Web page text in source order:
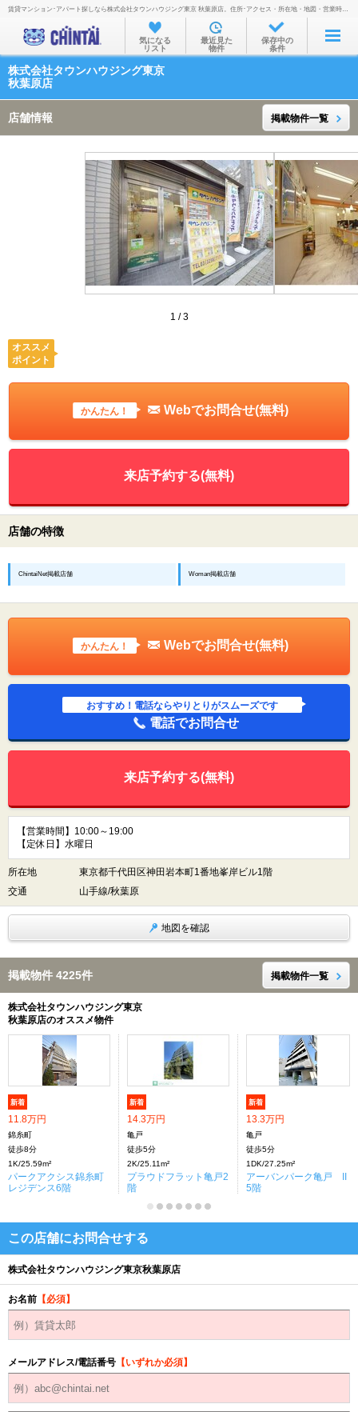
お部屋を探す
沿線・駅から
通勤通学時間から
物件特集から
不動産会社から
TOP
賃貸マンション･アパート探しなら株式会社タウンハウジング東京 秋葉原店。住所･アクセス・所在地・地図・営業時間・定休日・電話番号などを掲載。
気になる
リスト
最近見た
物件
保存中の
条件
株式会社タウンハウジング東京
秋葉原店
店舗情報 掲載物件一覧
1 /3
オススメ
ポイント
かんたん！ Webでお問合せ(無料)
来店予約する(無料)
店舗の特徴
ChintaiNet掲載店舗 Woman掲載店舗
かんたん！ Webでお問合せ(無料)
おすすめ！電話ならやりとりがスムーズです
電話でお問合せ
来店予約する(無料)
【営業時間】10:00～19:00
【定休日】水曜日
所在地
東京都千代田区神田岩本町1番地峯岸ビル1階
交通
山手線/秋葉原
地図を確認
掲載物件 4225件 掲載物件一覧
株式会社タウンハウジング東京
秋葉原店のオススメ物件
新着
11.8万円
錦糸町
徒歩8分
1K/25.59m²
パークアクシス錦糸町
レジデンス6階
新着
14.3万円
亀戸
徒歩5分
2K/25.11m²
プラウドフラット亀戸2
階
新着
13.3万円
亀戸
徒歩5分
1DK/27.25m²
アーバンパーク亀戸 II
5階
この店舗にお問合せする
株式会社タウンハウジング東京秋葉原店
お名前 【必須】
メールアドレス/電話番号 【いずれか必須】